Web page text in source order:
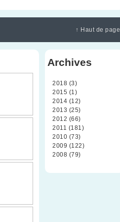
↑ Haut de page
Archives
2018 (3)
2015 (1)
2014 (12)
2013 (25)
2012 (66)
2011 (181)
2010 (73)
2009 (122)
2008 (79)